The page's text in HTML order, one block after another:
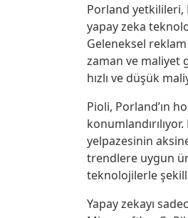
Porland yetkilileri,
yapay zeka
Geleneksel
zaman ve maliyet
hızlı ve düşük
Pioli, Porland’ın
yelpazesinin
trendlere uygun
teknolojilerle
Yapay zekayı